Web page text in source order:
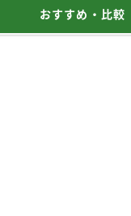
おすすめ・比較